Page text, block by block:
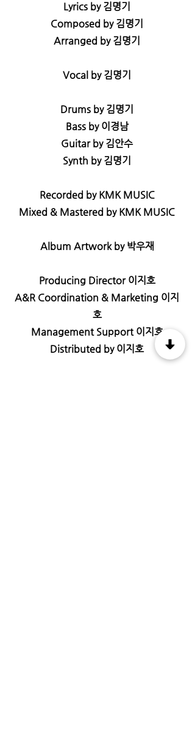
Lyrics by 김명기
Composed by 김명기
Arranged by 김명기
Vocal by 김명기
Drums by 김명기
Bass by 이경남
Guitar by 김안수
Synth by 김명기
Recorded by KMK MUSIC
Mixed & Mastered by KMK MUSIC
Album Artwork by 박우재
Producing Director 이지호
A&R Coordination & Marketing 이지
호
Management Support 이지호
Distributed by 이지호